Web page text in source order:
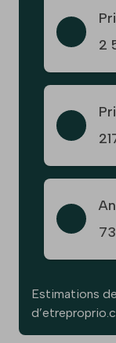
2
Estimations